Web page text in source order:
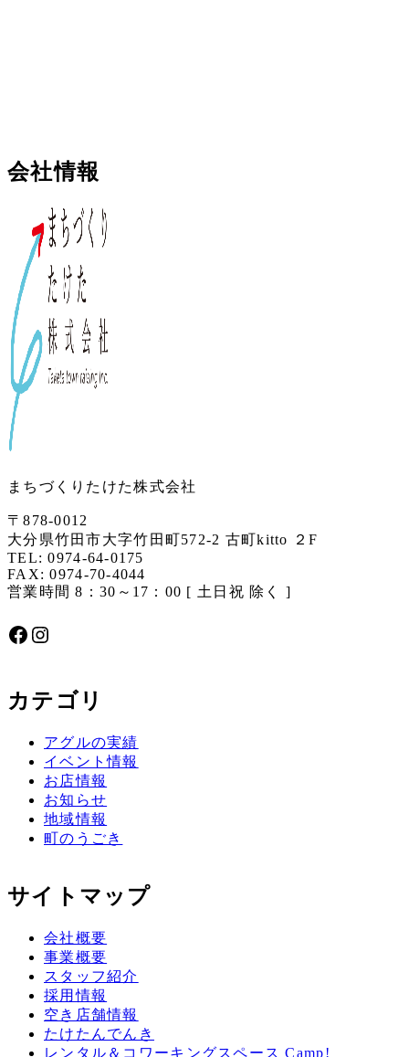
会社情報
まちづくりたけた株式会社
〒878-0012
大分県竹田市大字竹田町572-2 古町kitto ２F
TEL: 0974-64-0175
FAX: 0974-70-4044
営業時間 8：30～17：00 [ 土日祝 除く ]
Facebook Instagram
カテゴリ
アグルの実績
イベント情報
お店情報
お知らせ
地域情報
町のうごき
サイトマップ
会社概要
事業概要
スタッフ紹介
採用情報
空き店舗情報
たけたんでんき
レンタル＆コワーキングスペース Camp!